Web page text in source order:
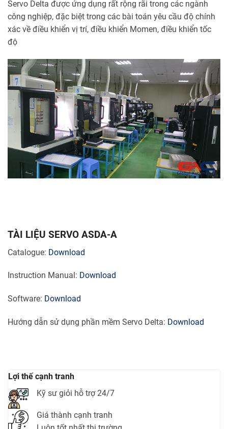
Lợi thế cạnh tranh
Kỹ sư giỏi hỗ trợ 24/7
Giá thành cạnh tranh
Servo Delta được ứng dụng rất rộng rãi trong các ngành
công nghiệp, đặc biệt trong các bài toán yêu cầu độ chính
xác về điều khiển vị trí, điều khiển Momen, điều khiển tốc
độ
TÀI LIỆU SERVO ASDA-A
Catalogue: Download
Instruction Manual: Download
Software: Download
Hướng dẫn sử dụng phần mềm Servo Delta: Download